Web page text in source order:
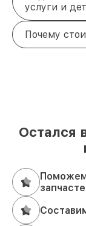
услуги и
Почему
Остался